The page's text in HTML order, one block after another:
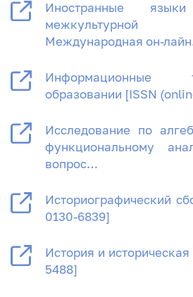
Иностранные
межкультурной
Международная он-
Информационные
образовании [ISSN
Исследование по
функциональному
вопрос…
Историографический
0130-6839]
История и
5488]